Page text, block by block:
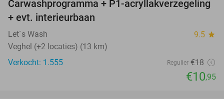
39%
Carwashprogramma + P1-acryllakverzegeling
+ evt. interieurbaan
Let´s Wash 9.5 star
Veghel (+2 locaties) (13 km)
Verkocht: 1.555
Regulier €18
€10,95